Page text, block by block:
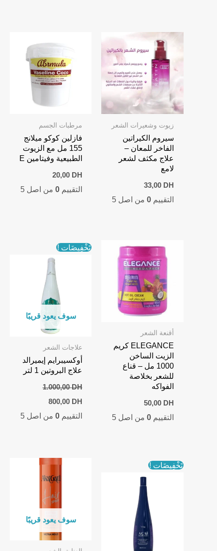
زيوت وشعيرات الشعر
سيروم الكيراتين
الفاخر للمعان –
علاج مكثف لشعر
لامع
33,00 DH
التقييم 0من اصل 5
مرطبات الجسم
فازلين كوكو ميلانج
155 مل مع الزيوت
الطبيعية وفيتامين E
20,00 DH
التقييم0 من اصل 5
أقنعة الشعر
ELEGANCE كريم
الزيت الساخن
1000 مل – قناع
للشعر بخلاصة
الفواكه
50,00 DH
التقييم 0من اصل 5
تَخْفِيضَات !
سوف يعود قريبًا
علاجات الشعر
أوكسيبرايم إيميرالد
علاج البروتين 1 لتر
1.000,00DH
Original
was:
800,00 DH
Current
is:
التقييم0 من اصل 5
تَخْفِيضَات !
سوف يعود قريبًا